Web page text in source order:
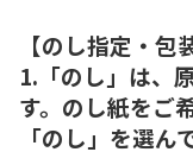
【のし指定・包
1.「のし」は、
す。のし紙をご
「のし」を選ん